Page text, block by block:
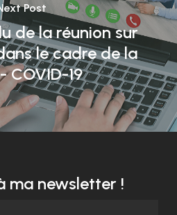
Post
de la réunion sur
le cadre de la
COVID-19
ma newsletter !